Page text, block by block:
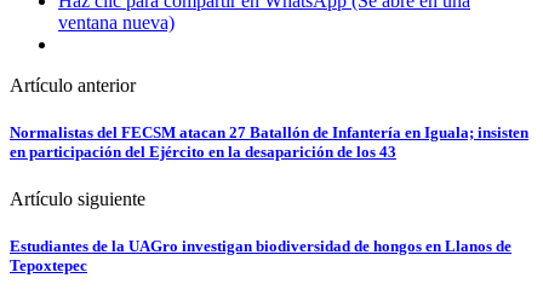
ventana nueva)
Artículo anterior
Normalistas del FECSM atacan 27 Batallón de Infantería en Iguala; insisten
en participación del Ejército en la desaparición de los 43
Artículo siguiente
Estudiantes de la UAGro investigan biodiversidad de hongos en Llanos de
Tepoxtepec